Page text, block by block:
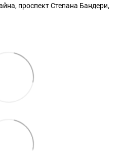
проспект Степана Бандери,